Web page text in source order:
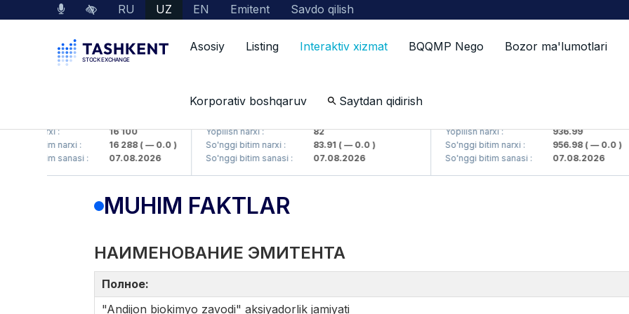
RU UZ EN Emitent Savdo qilish
Asosiy Listing Interaktiv xizmat BQQMP Nego Bozor ma'lumotlari
Korporativ boshqaruv Saytdan qidirish
narxi :
16 100
bitim narxi :
16 288( — 0.0 )
bitim sanasi :
07.08.2026
Yopilish narxi :
82
So'nggi bitim narxi :
83.91( — 0.0 )
So'nggi bitim sanasi :
07.08.2026
Yopilish narxi :
936.99
So'nggi bitim narxi :
956.98( — 0.0 )
So'nggi bitim sanasi :
07.08.2026
MUHIM FAKTLAR
НАИМЕНОВАНИЕ ЭМИТЕНТА
Полное:
"Andijon biokimyo zavodi" aksiyadorlik jamiyati